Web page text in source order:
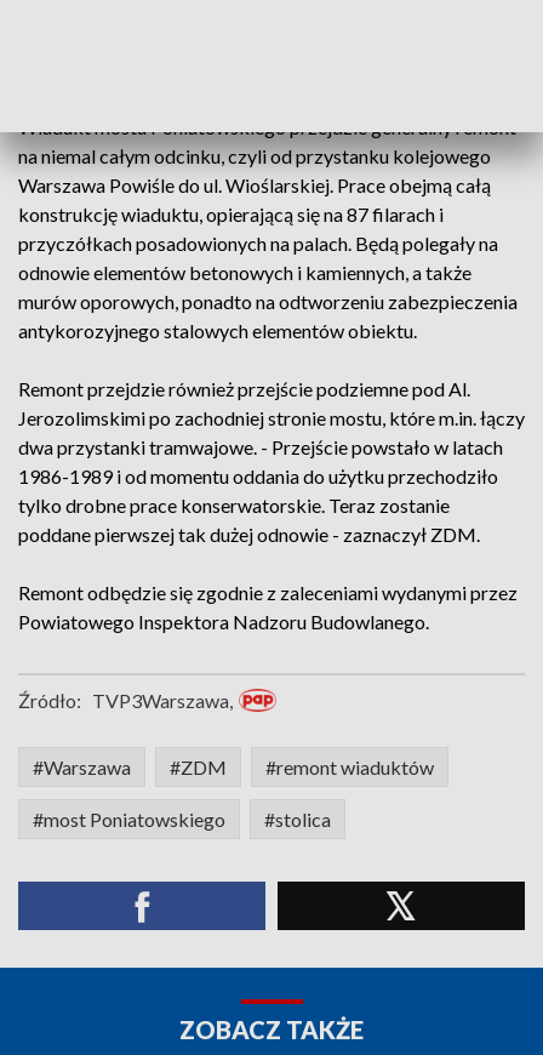
Wiadukt mostu Poniatowskiego przejdzie generalny remont
na niemal całym odcinku, czyli od przystanku kolejowego
Warszawa Powiśle do ul. Wioślarskiej. Prace obejmą całą
konstrukcję wiaduktu, opierającą się na 87 filarach i
przyczółkach posadowionych na palach. Będą polegały na
odnowie elementów betonowych i kamiennych, a także
murów oporowych, ponadto na odtworzeniu zabezpieczenia
antykorozyjnego stalowych elementów obiektu.
Remont przejdzie również przejście podziemne pod Al.
Jerozolimskimi po zachodniej stronie mostu, które m.in. łączy
dwa przystanki tramwajowe. - Przejście powstało w latach
1986-1989 i od momentu oddania do użytku przechodziło
tylko drobne prace konserwatorskie. Teraz zostanie
poddane pierwszej tak dużej odnowie - zaznaczył ZDM.
Remont odbędzie się zgodnie z zaleceniami wydanymi przez
Powiatowego Inspektora Nadzoru Budowlanego.
Źródło: TVP3Warszawa,
#Warszawa #ZDM #remont wiaduktów
#most Poniatowskiego #stolica
ZOBACZ TAKŻE